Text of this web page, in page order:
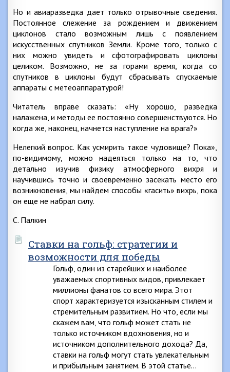
Но и авиаразведка дает только отрывочные сведения.
Постоянное слежение за рождением и движением
циклонов стало возможным лишь с появлением
искусственных спутников Земли. Кроме того, только с
них можно увидеть и сфотографировать циклоны
целиком. Возможно, не за горами время, когда со
спутников в циклоны будут сбрасывать спускаемые
аппараты с метеоаппаратурой!
Читатель вправе сказать: «Ну хорошо, разведка
налажена, и методы ее постоянно совершенствуются. Но
когда же, наконец, начнется наступление на врага?»
Нелегкий вопрос. Как усмирить такое чудовище? Пока»,
по-видимому, можно надеяться только на то, что
детально изучив физику атмосферного вихря и
научившись точно и своевременно засекать место его
возникновения, мы найдем способы «гасить» вихрь, пока
он еще не набрал силу.
С. Палкин
Ставки на гольф: стратегии и
возможности для победы
Гольф, один из старейших и наиболее
уважаемых спортивных видов, привлекает
миллионы фанатов со всего мира. Этот
спорт характеризуется изысканным стилем и
стремительным развитием. Но что, если мы
скажем вам, что гольф может стать не
только источником вдохновения, но и
источником дополнительного дохода? Да,
ставки на гольф могут стать увлекательным
и прибыльным занятием. В этой статье…